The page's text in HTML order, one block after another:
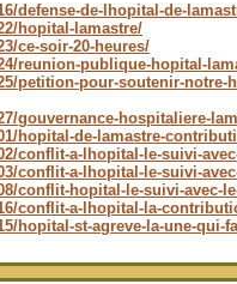
defense-de-lhopital-de-
hopital-lamastre/
ce-soir-20-heures/
reunion-publique-hopital-
petition-pour-soutenir-
gouvernance-hospitaliere-
hopital-de-lamastre-
conflit-a-lhopital-le-suivi-
conflit-a-lhopital-le-suivi-
conflit-hopital-le-suivi-avec-
conflit-a-lhopital-la-
hopital-st-agreve-la-une-qui-